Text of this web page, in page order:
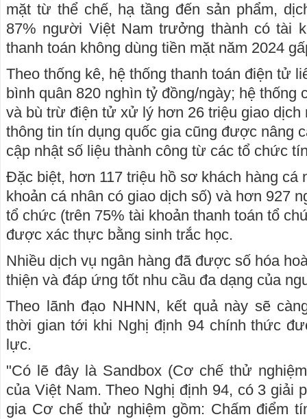
mặt từ thể chế, hạ tầng đến sản phẩm,
87% người Việt Nam trưởng thành có tài
thanh toán không dùng tiền mặt năm 2024
Theo thống kê, hệ thống thanh toán điện tử
bình quân 820 nghìn tỷ đồng/ngày; hệ thống
và bù trừ điện tử xử lý hơn 26 triệu giao
thông tin tín dụng quốc gia cũng được nâng
cập nhật số liệu thành công từ các tổ chức
Đặc biệt, hơn 117 triệu hồ sơ khách hàng cá
khoản cá nhân có giao dịch số) và hơn 927
tổ chức (trên 75% tài khoản thanh toán tổ
được xác thực bằng sinh trắc học.
Nhiều dịch vụ ngân hàng đã được số hóa
thiện và đáp ứng tốt nhu cầu đa dạng của
Theo lãnh đạo NHNN, kết quả này sẽ
thời gian tới khi Nghị định 94 chính thức
lực.
"Có lẽ đây là Sandbox (Cơ chế thử
của Việt Nam. Theo Nghị định 94, có 3 giải
gia Cơ chế thử nghiệm gồm: Chấm điểm